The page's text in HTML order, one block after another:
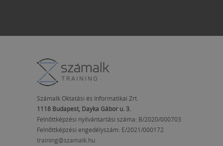
Számalk Oktatási és Informatikai Zrt.
1118 Budapest, Dayka Gábor u. 3.
Felnőttképzési nyilvántartási száma: B/2020/000703
Felnőttképzési engedélyszám: E/2021/000172
training@szamalk.hu